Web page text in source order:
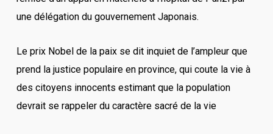
une délégation du gouvernement Japonais.
Le prix Nobel de la paix se dit inquiet de l’ampleur que
prend la justice populaire en province, qui coute la vie à
des citoyens innocents estimant que la population
devrait se rappeler du caractère sacré de la vie